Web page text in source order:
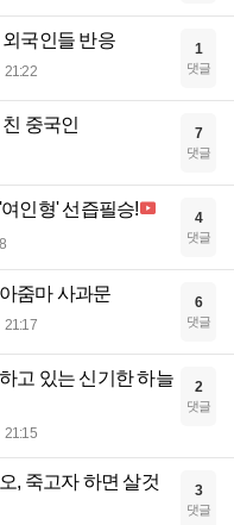
국인들 반응
21:22
1
댓글
중국인 7
댓글
인형' 선즙필승! 4
댓글
줌마 사과문
21:17
6
댓글
고 있는 신기한 하늘
21:15
2
댓글
, 죽고자 하면 살것
3
댓글